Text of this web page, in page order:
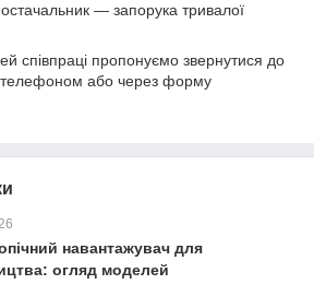
— запорука тривалої
співпраці пропонуємо звернутися до
телефоном або через форму
навантажувач для
огляд моделей